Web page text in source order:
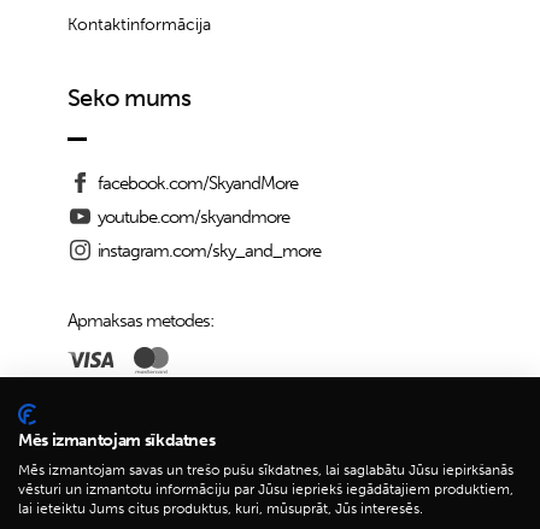
Kontaktinformācija
Seko mums
facebook.com/SkyandMore
youtube.com/skyandmore
instagram.com/sky_and_more
Apmaksas metodes:
Piegādes iespējas:
Mēs izmantojam sīkdatnes
Mēs izmantojam savas un trešo pušu sīkdatnes, lai saglabātu Jūsu iepirkšanās
vēsturi un izmantotu informāciju par Jūsu iepriekš iegādātajiem produktiem,
lai ieteiktu Jums citus produktus, kuri, mūsuprāt, Jūs interesēs.